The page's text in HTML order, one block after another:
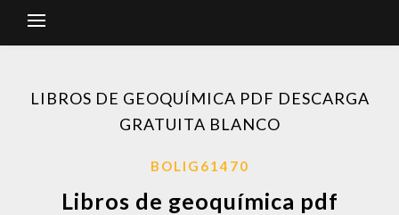
LIBROS DE GEOQUÍMICA PDF DESCARGA
GRATUITA BLANCO
BOLIG61470
Libros de geoquímica pdf